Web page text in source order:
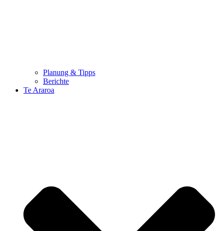
Planung & Tipps
Berichte
Te Araroa